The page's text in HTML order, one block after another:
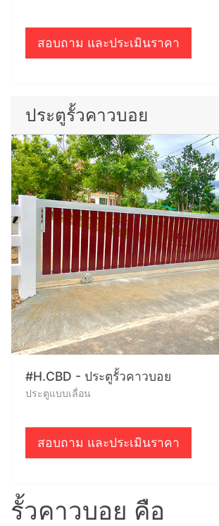
สอบถาม และประเมินราคา
ประตูรั้วคาวบอย
#H.CBD - ประตูรั้วคาวบอย
ประตูแบบเลื่อน
สอบถาม และประเมินราคา
รั้วคาวบอย คือ